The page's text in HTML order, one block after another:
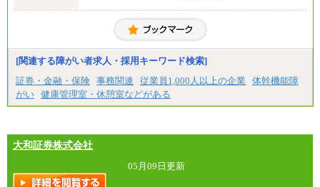
月給20万2000円～23万4000円（勤務地により異な
固定残業／なし 試用期間／あり（6か月）
[関連する障がい者求人・採用キーワード検索]
証券・金融・保険 事務関連 従業員1,000人以上の企業
体幹機能障
がい 健康管理室・休憩室などがある
大和証券株式会社
05月09日更新